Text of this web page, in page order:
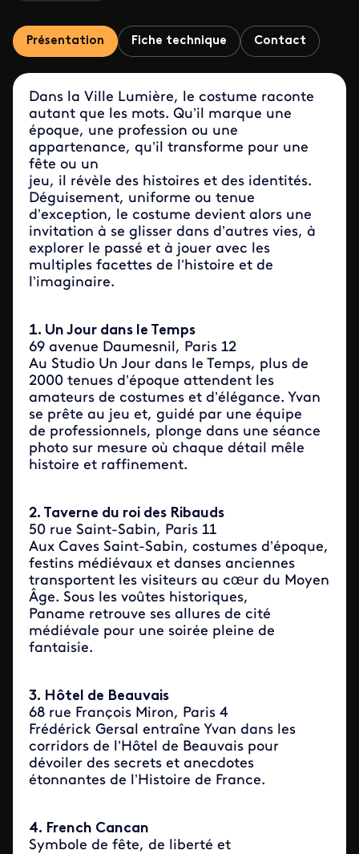
Présentation Fiche technique Contact
Dans la Ville Lumière, le costume raconte
autant que les mots. Qu’il marque une
époque, une profession ou une
appartenance, qu’il transforme pour une
fête ou un
jeu, il révèle des histoires et des identités.
Déguisement, uniforme ou tenue
d’exception, le costume devient alors une
invitation à se glisser dans d’autres vies, à
explorer le passé et à jouer avec les
multiples facettes de l’histoire et de
l’imaginaire.
1. Un Jour dans le Temps
69 avenue Daumesnil, Paris 12
Au Studio Un Jour dans le Temps, plus de
2000 tenues d’époque attendent les
amateurs de costumes et d’élégance. Yvan
se prête au jeu et, guidé par une équipe
de professionnels, plonge dans une séance
photo sur mesure où chaque détail mêle
histoire et raffinement.
2. Taverne du roi des Ribauds
50 rue Saint-Sabin, Paris 11
Aux Caves Saint-Sabin, costumes d’époque,
festins médiévaux et danses anciennes
transportent les visiteurs au cœur du Moyen
Âge. Sous les voûtes historiques,
Paname retrouve ses allures de cité
médiévale pour une soirée pleine de
fantaisie.
3. Hôtel de Beauvais
68 rue François Miron, Paris 4
Frédérick Gersal entraîne Yvan dans les
corridors de l’Hôtel de Beauvais pour
dévoiler des secrets et anecdotes
étonnantes de l’Histoire de France.
4. French Cancan
Symbole de fête, de liberté et